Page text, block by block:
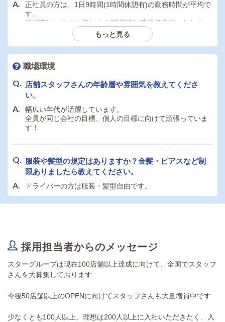
正社員の方は、1日9時間(1時間休憩有)の勤務時間が平均で
す。
時間帯はシフトに準じます(残業時は残業代支給いたしま
休みは月4日～6日ほど(※勤務時間によって調整いたしま
アルバイトの方は希望に合わせて勤務可能ですのでご相談
また、有給はゼッタイ消化してください！
通勤交通費の支給はありますか？金額の上限等ありま
もっと見る
職場環境
店舗スタッフさんの年齢層や雰囲気を教えてくださ
い。
幅広い年代が活躍しています。
全員が同じ会社の目標、個人の目標に向けて頑張っていま
す！
服装や髪型の規定はありますか？金髪・ピアスなど制
限ありましたら教えてください。
ドライバーの方は服装・髪型自由です。
採用担当者からのメッセージ
スターグループは現在100店舗以上達成に向けて、全国でスタッフ
さんを大募集しております
今後50店舗以上のOPENに向けてスタッフさんも大量増員中です
少なくとも100人以上、理想は200人以上に入社いただきたく、入